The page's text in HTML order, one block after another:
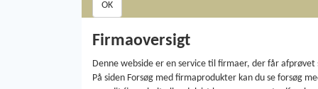
Firmaoversigt
Denne webside er en service til firmaer, der får
På siden Forsøg med firmaprodukter kan du se forsøg